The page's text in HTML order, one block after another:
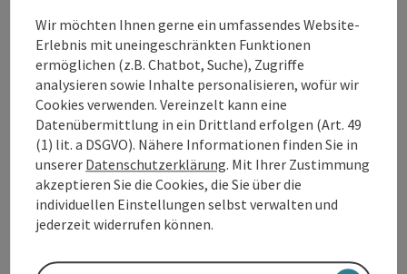
Anreise/Lage
Sportarten
Ausstattung
Preise
Wir möchten Ihnen gerne ein umfassendes Website-
Erlebnis mit uneingeschränkten Funktionen
ermöglichen (z.B. Chatbot, Suche), Zugriffe
analysieren sowie Inhalte personalisieren, wofür wir
Cookies verwenden. Vereinzelt kann eine
Datenübermittlung in ein Drittland erfolgen (Art. 49
(1) lit. a DSGVO). Nähere Informationen finden Sie in
unserer Datenschutzerklärung. Mit Ihrer Zustimmung
akzeptieren Sie die Cookies, die Sie über die
individuellen Einstellungen selbst verwalten und
jederzeit widerrufen können.